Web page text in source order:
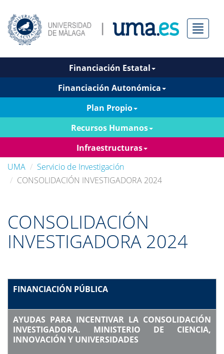
Menú
Financiación Estatal
Financiación Autonómica
Plan Propio
Recursos Humanos
Infraestructuras
UMA
Servicio de Investigación
CONSOLIDACIÓN INVESTIGADORA 2024
CONSOLIDACIÓN
INVESTIGADORA 2024
FINANCIACIÓN PÚBLICA
AYUDAS PARA INCENTIVAR LA CONSOLIDACIÓN
INVESTIGADORA. MINISTERIO DE CIENCIA,
INNOVACIÓN Y UNIVERSIDADES